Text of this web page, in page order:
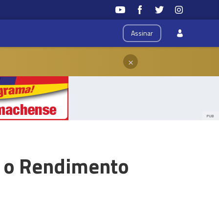
Assinar
×
PUB
Rendimento